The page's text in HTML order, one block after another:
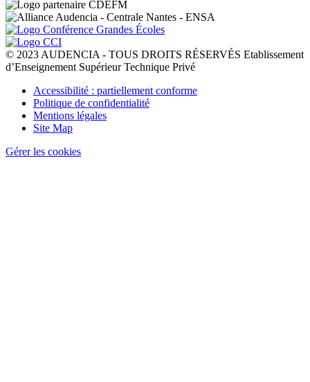
© 2023 AUDENCIA - TOUS DROITS RÉSERVÉS Etablissement
d’Enseignement Supérieur Technique Privé
Pied
page
Accessibilité : partiellement conforme
Politique de confidentialité
Mentions légales
Site Map
Gérer les cookies